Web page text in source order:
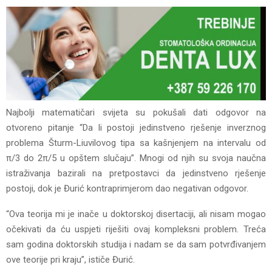
Najbolji matematičari svijeta su pokušali dati odgovor na
otvoreno pitanje “Da li postoji jedinstveno rješenje inverznog
problema Šturm-Liuvilovog tipa sa kašnjenjem na intervalu od
π/3 do 2π/5 u opštem slučaju”. Mnogi od njih su svoja naučna
istraživanja bazirali na pretpostavci da jedinstveno rješenje
postoji, dok je Đurić kontraprimjerom dao negativan odgovor.
“Ova teorija mi je inače u doktorskoj disertaciji, ali nisam mogao
očekivati da ću uspjeti riješiti ovaj kompleksni problem. Treća
sam godina doktorskih studija i nadam se da sam potvrđivanjem
ove teorije pri kraju”, ističe Đurić.